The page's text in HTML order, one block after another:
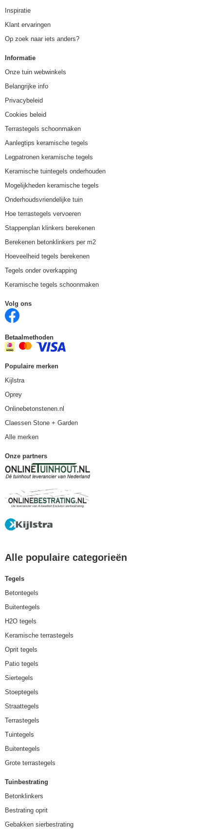
Inspiratie
Klant ervaringen
Op zoek naar iets anders?
Informatie
Onze tuin webwinkels
Belangrijke info
Privacybeleid
Cookies beleid
Terrastegels schoonmaken
Aanlegtips keramische tegels
Legpatronen keramische tegels
Keramische tuintegels onderhouden
Mogelijkheden keramische tegels
Onderhoudsvriendelijke tuin
Hoe terrastegels vervoeren
Stappenplan klinkers berekenen
Berekenen betonklinkers per m2
Hoeveelheid tegels berekenen
Tegels onder overkapping
Keramische tegels schoonmaken
Volg ons
Betaalmethoden
Populaire merken
Kijlstra
Oprey
Onlinebetonstenen.nl
Claessen Stone + Garden
Alle merken
Onze partners
Alle populaire categorieën
Tegels
Betontegels
Buitentegels
H2O tegels
Keramische terrastegels
Oprit tegels
Patio tegels
Siertegels
Stoeptegels
Straattegels
Terrastegels
Tuintegels
Buitentegels
Grote terrastegels
Tuinbestrating
Betonklinkers
Bestrating oprit
Gebakken sierbestrating